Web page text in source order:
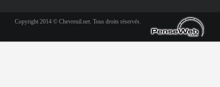
Copyright 2014 © Chevreuil.net. Tous droits réservés.